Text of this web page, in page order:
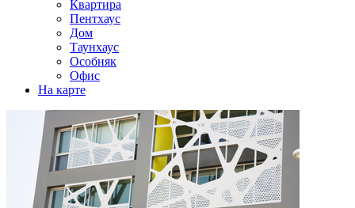
Квартира
Пентхаус
Дом
Таунхаус
Особняк
Офис
На карте